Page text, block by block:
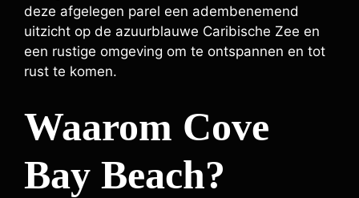
deze afgelegen parel een adembenemend
uitzicht op de azuurblauwe Caribische Zee en
een rustige omgeving om te ontspannen en tot
rust te komen.
Waarom Cove
Bay Beach?